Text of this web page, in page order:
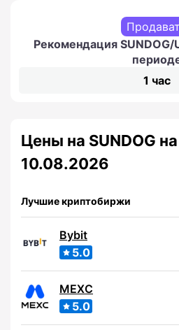
Рекомендация SUNDOG/
1 час
Цены на SUNDOG
10.08.2026
Лучшие криптобиржи
Bybit
5.0
MEXC
5.0